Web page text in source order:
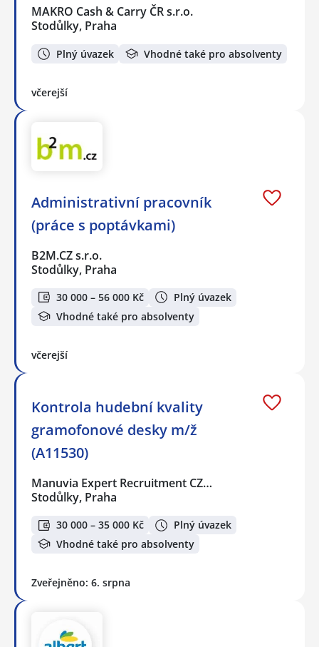
MAKRO Cash & Carry ČR s.r.o.
Stodůlky, Praha
Plný úvazek Vhodné také pro absolventy
včerejší
Administrativní pracovník
(práce s poptávkami)
B2M.CZ s.r.o.
Stodůlky, Praha
30 000 – 56 000 Kč
Plný úvazek
Vhodné také pro absolventy
včerejší
Kontrola hudební kvality
gramofonové desky️ m/ž
(A11530)
Manuvia Expert Recruitment CZ…
Stodůlky, Praha
30 000 – 35 000 Kč
Plný úvazek
Vhodné také pro absolventy
Zveřejněno: 6. srpna